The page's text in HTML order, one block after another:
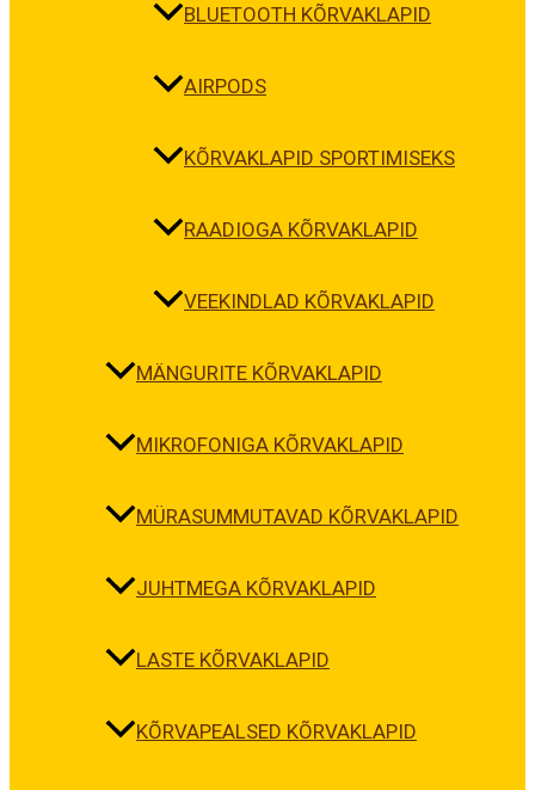
BLUETOOTH KÕRVAKLAPID
AIRPODS
KÕRVAKLAPID SPORTIMISEKS
RAADIOGA KÕRVAKLAPID
VEEKINDLAD KÕRVAKLAPID
MÄNGURITE KÕRVAKLAPID
MIKROFONIGA KÕRVAKLAPID
MÜRASUMMUTAVAD KÕRVAKLAPID
JUHTMEGA KÕRVAKLAPID
LASTE KÕRVAKLAPID
KÕRVAPEALSED KÕRVAKLAPID